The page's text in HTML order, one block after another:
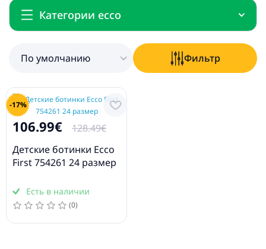
Категории ecco
По умолчанию Фильтр
-17%
106.99€
128.49€
Детские ботинки Ecco
First 754261 24 размер
Есть в наличии
(0)